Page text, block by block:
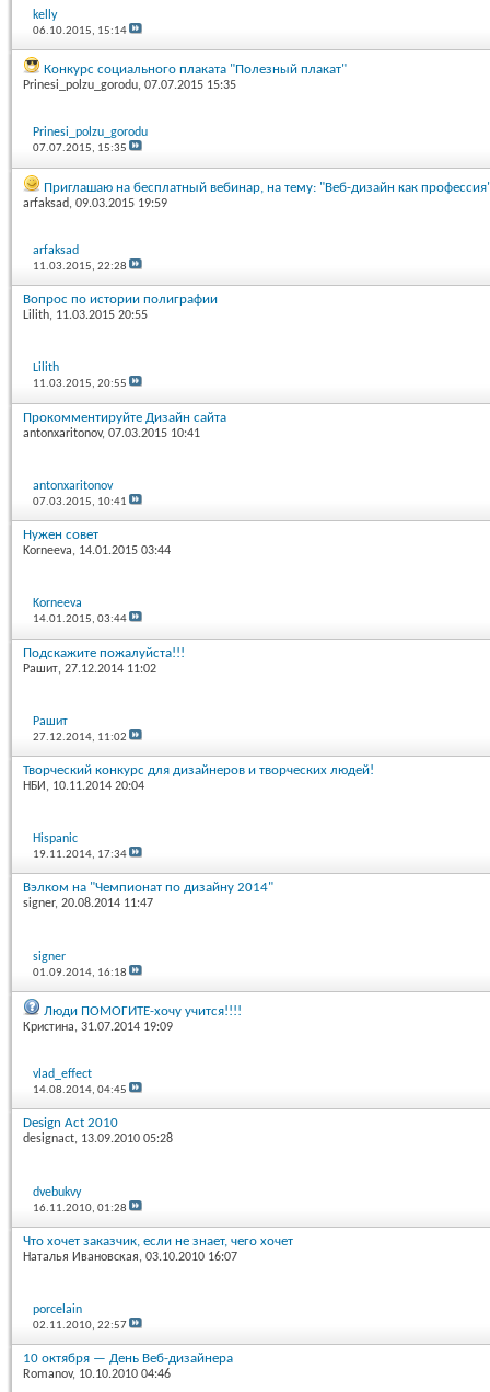
kelly
06.10.2015, 15:14
Конкурс социального плаката "Полезный плакат"
Prinesi_polzu_gorodu, 07.07.2015 15:35
Prinesi_polzu_gorodu
07.07.2015, 15:35
Приглашаю на бесплатный вебинар, на тему: "Веб-дизайн как
arfaksad, 09.03.2015 19:59
arfaksad
11.03.2015,22:28
Вопрос по истории полиграфии
Lilith, 11.03.2015 20:55
Lilith
11.03.2015,20:55
Прокомментируйте Дизайн сайта
antonxaritonov, 07.03.2015 10:41
antonxaritonov
07.03.2015, 10:41
Нужен совет
Korneeva, 14.01.2015 03:44
Korneeva
14.01.2015,03:44
Подскажите пожалуйста!!!
Рашит, 27.12.2014 11:02
Рашит
27.12.2014, 11:02
Творческий конкурс для дизайнеров и творческих людей!
НБИ , 10.11.2014 20:04
Hispanic
19.11.2014, 17:34
Вэлком на "Чемпионат по дизайну 2014"
signer, 20.08.2014 11:47
signer
01.09.2014, 16:18
Люди ПОМОГИТЕ-хочу учится!!!!
Кристина, 31.07.2014 19:09
vlad_effect
14.08.2014,04:45
Design Act 2010
designact, 13.09.2010 05:28
dvebukvy
16.11.2010,01:28
Что хочет заказчик, если не знает, чего хочет
Наталья Ивановская, 03.10.2010 16:07
porcelain
02.11.2010,22:57
10 октября — День Веб-дизайнера
Romanov, 10.10.2010 04:46